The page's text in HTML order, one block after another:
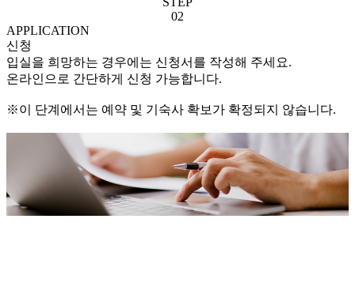
02
APPLICATION
신청
입실을 희망하는 경우에는 신청서를 작성해 주세요.
온라인으로 간단하게 신청 가능합니다.
※이 단계에서는 예약 및 기숙사 확보가 확정되지 않습니다.